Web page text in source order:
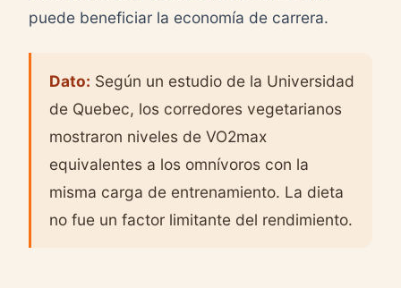
puede beneficiar la economía de carrera.
Dato: Según un estudio de la Universidad
de Quebec, los corredores vegetarianos
mostraron niveles de VO2max
equivalentes a los omnívoros con la
misma carga de entrenamiento. La dieta
no fue un factor limitante del rendimiento.